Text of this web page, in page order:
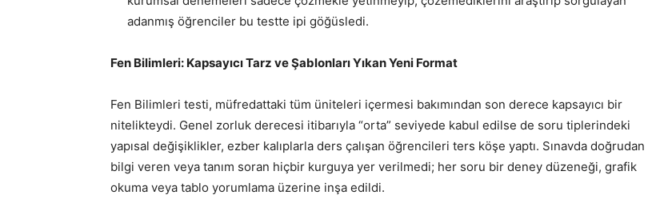
adanmış öğrenciler bu testte ipi göğüsledi.
Fen Bilimleri: Kapsayıcı Tarz ve Şablonları Yıkan Yeni Format
Fen Bilimleri testi, müfredattaki tüm üniteleri içermesi bakımından son derece kapsayıcı bir
nitelikteydi. Genel zorluk derecesi itibarıyla “orta” seviyede kabul edilse de soru tiplerindeki
yapısal değişiklikler, ezber kalıplarla ders çalışan öğrencileri ters köşe yaptı. Sınavda doğrudan
bilgi veren veya tanım soran hiçbir kurguya yer verilmedi; her soru bir deney düzeneği, grafik
okuma veya tablo yorumlama üzerine inşa edildi.